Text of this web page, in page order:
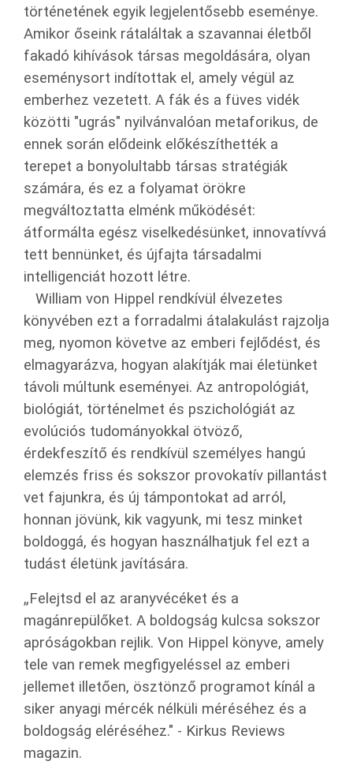
történetének egyik legjelentősebb eseménye.
Amikor őseink rátaláltak a szavannai életből
fakadó kihívások társas megoldására, olyan
eseménysort indítottak el, amely végül az
emberhez vezetett. A fák és a füves vidék
közötti "ugrás" nyilvánvalóan metaforikus, de
ennek során elődeink előkészíthették a
terepet a bonyolultabb társas stratégiák
számára, és ez a folyamat örökre
megváltoztatta elménk működését:
átformálta egész viselkedésünket, innovatívvá
tett bennünket, és újfajta társadalmi
intelligenciát hozott létre.
William von Hippel rendkívül élvezetes
könyvében ezt a forradalmi átalakulást rajzolja
meg, nyomon követve az emberi fejlődést, és
elmagyarázva, hogyan alakítják mai életünket
távoli múltunk eseményei. Az antropológiát,
biológiát, történelmet és pszichológiát az
evolúciós tudományokkal ötvöző,
érdekfeszítő és rendkívül személyes hangú
elemzés friss és sokszor provokatív pillantást
vet fajunkra, és új támpontokat ad arról,
honnan jövünk, kik vagyunk, mi tesz minket
boldoggá, és hogyan használhatjuk fel ezt a
tudást életünk javítására.
„Felejtsd el az aranyvécéket és a
magánrepülőket. A boldogság kulcsa sokszor
apróságokban rejlik. Von Hippel könyve, amely
tele van remek megfigyeléssel az emberi
jellemet illetően, ösztönző programot kínál a
siker anyagi mércék nélküli méréséhez és a
boldogság eléréséhez." - Kirkus Reviews
magazin.